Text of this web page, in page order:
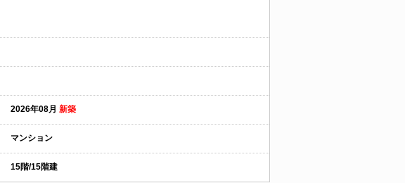
2026年08月 新築
マンション
15階/15階建